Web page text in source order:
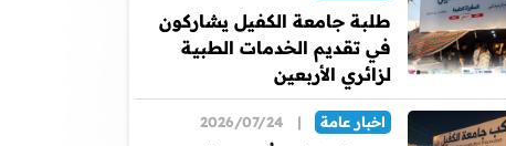
طلبة جامعة الكفيل يشاركون
في تقديم الخدمات الطبية
لزائري الأربعين
اخبار عامة |
2026/07/24